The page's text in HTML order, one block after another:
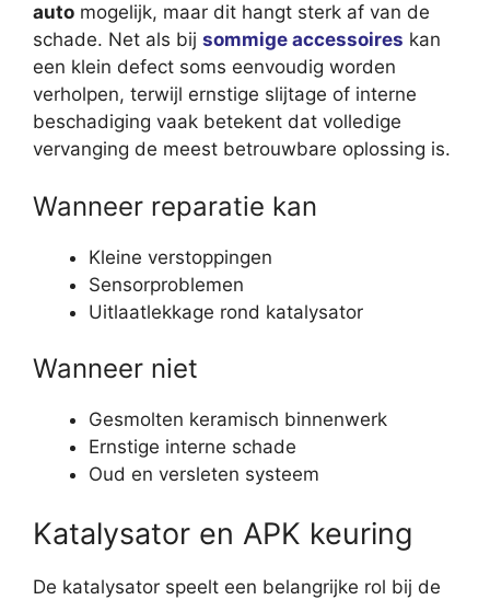
auto mogelijk, maar dit hangt sterk af van de
schade. Net als bij sommige accessoires kan
een klein defect soms eenvoudig worden
verholpen, terwijl ernstige slijtage of interne
beschadiging vaak betekent dat volledige
vervanging de meest betrouwbare oplossing is.
Wanneer reparatie kan
Kleine verstoppingen
Sensorproblemen
Uitlaatlekkage rond katalysator
Wanneer niet
Gesmolten keramisch binnenwerk
Ernstige interne schade
Oud en versleten systeem
Katalysator en APK keuring
De katalysator speelt een belangrijke rol bij de